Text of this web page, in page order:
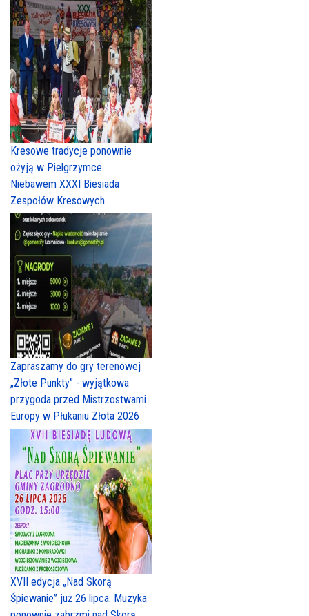
Kresowe tradycje ponownie
ożyją w Pielgrzymce.
Niebawem XXXI Biesiada
Zespołów Kresowych
Zapraszamy do gry terenowej
„Złote Punkty” - wyjątkowa
przygoda przed Mistrzostwami
Europy w Płukaniu Złota 2026
XVII edycja „Nad Skorą
Śpiewanie” już 26 lipca. Muzyka